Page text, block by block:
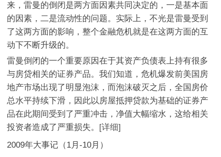
来，雷曼的倒闭是两方面因素共同决定的，一是基本面
的因素，二是流动性的问题。实际上，不光是雷曼受到
了这两方面的影响，整个金融危机就是在这两方面的互
动下不断升级的。
雷曼倒闭的一个重要原因在于其资产负债表上持有很多
与房贷相关的证券产品。我们知道，危机爆发前美国房
地产市场出现了明显泡沫，而泡沫破灭之后，全国房价
总水平持续下滑，因此以房屋抵押贷款为基础的证券产
品在此期间受到了严重冲击，净值大幅缩水，这给相关
投资者造成了严重损失。 [详细]
2009年大事记（1月-10月）